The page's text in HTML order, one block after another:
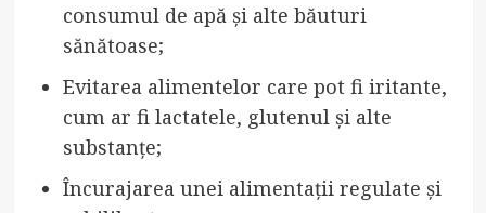
consumul de apă și alte băuturi
sănătoase;
Evitarea alimentelor care pot fi iritante,
cum ar fi lactatele, glutenul și alte
substanțe;
Încurajarea unei alimentații regulate și